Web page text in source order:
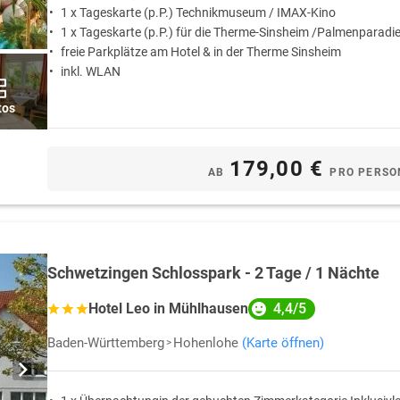
unvergesslichen Erlebnissen für Verliebte und Paare. Abseits
kleine Hotels mit Geschichte. Hier finden sich Hotel mit
kann in Hotelzimmer führen, die über einen Kamin, eine eigene
im Odenwald ein ganz besonderes Flair.
aufmerksamen Zimmer-Service des Hotels bereichert, der diverse
Bettoder das
1 x Tageskarte (p.P.) Technikmuseum / IMAX-Kino
1 x Tageskarte (p.P.) für die Therme-Sinsheim /
freie Parkplätze am Hotel & in der Therme Sinsheim
inkl. WLAN
AB 179,00 €PRO
Schwetzingen Schlosspark - 2 Tage / 1 Nächte
Hotel Leo in Mühlhausen 4,4/5
Baden-Württemberg Hohenlohe (Karte öffnen)